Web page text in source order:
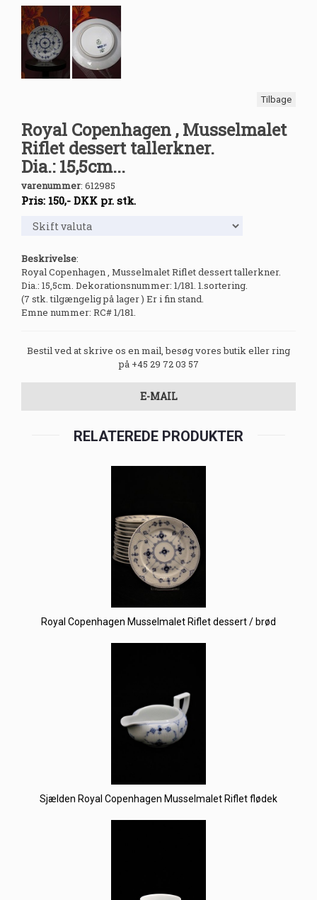
Tilbage
Royal Copenhagen , Musselmalet
Riflet dessert tallerkner.
Dia.: 15,5cm...
varenummer: 612985
Pris: 150,- DKK pr. stk.
Beskrivelse:
Royal Copenhagen , Musselmalet Riflet dessert tallerkner.
Dia.: 15,5cm. Dekorationsnummer: 1/181. 1.sortering.
(7 stk. tilgængelig på lager ) Er i fin stand.
Emne nummer: RC# 1/181.
Bestil ved at skrive os en mail, besøg vores butik eller ring
på +45 29 72 03 57
E-MAIL
RELATEREDE PRODUKTER
Royal Copenhagen Musselmalet Riflet dessert / brød
Sjælden Royal Copenhagen Musselmalet Riflet flødek